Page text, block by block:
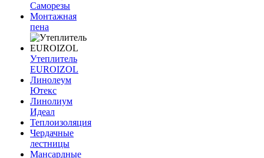
Саморезы
Монтажная
пена
Утеплитель
EUROIZOL
Линолеум
Ютекс
Линолиум
Идеал
Теплоизоляция
Чердачные
лестницы
Мансардные